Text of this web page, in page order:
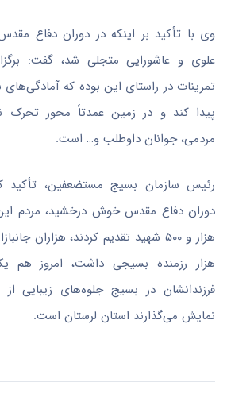
وی با تأکید بر اینکه در دوران دفاع
علوی و عاشورایی متجلی شد، گفت:
تمرینات در راستای این بوده که
پیدا کند و در زمین عمدتاً محور تحرک
مردمی، جوانان داوطلب و… است.
رئیس سازمان بسیج مستضعفین، تأکید
دوران دفاع مقدس خوش درخشید، مردم
هزار و ۵۰۰ شهید تقدیم کردند، هزاران
هزار رزمنده بسیجی داشت، امروز هم
فرزندانشان در بسیج جلوه‌های زیبایی
نمایش می‌گذارند استان لرستان است.